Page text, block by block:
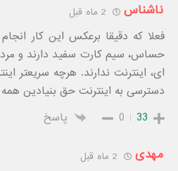
ناشناس
فعلا که دقیقا برعکس این کار
حساس، سیم کارت سفید دارند و
ای، اینترنت ندارند. هرچه سریعتر
دسترسی به اینترنت حق بنیادین
33
0 پاسخ
مهدی